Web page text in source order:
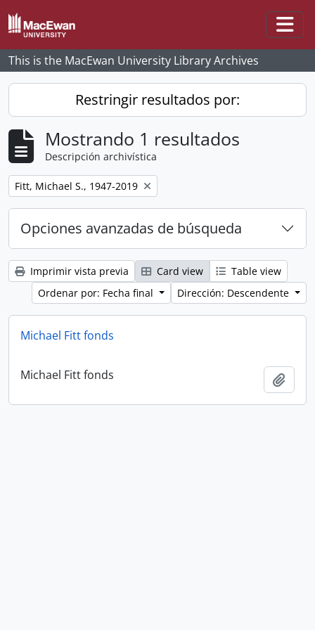
Skip to main content
This is the MacEwan University Library Archives
Restringir resultados por:
Mostrando 1 resultados
Descripción archivística
Remove filter:
Fitt, Michael S., 1947-2019
Opciones avanzadas de búsqueda
Imprimir vista previa Card view
Table view
Ordenar por: Fecha final
Dirección: Descendente
Michael Fitt fonds
Michael Fitt fonds